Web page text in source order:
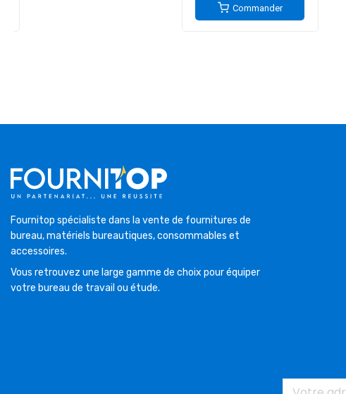
Commander
Fournitop spécialiste dans la vente de fournitures de
bureau, matériels bureautiques, consommables et
accessoires.
Vous retrouvez une large gamme de choix pour équiper
votre bureau de travail ou étude.